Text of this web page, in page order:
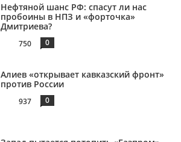
Нефтяной шанс РФ: спасут ли нас
пробоины в НПЗ и «форточка»
Дмитриева?
750 0
Алиев «открывает кавказский фронт»
против России
937 0